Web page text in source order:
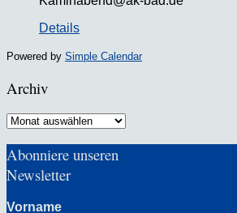
Details
Powered by Simple Calendar
Archiv
Archiv
Abonniere unseren
Newsletter
Vorname